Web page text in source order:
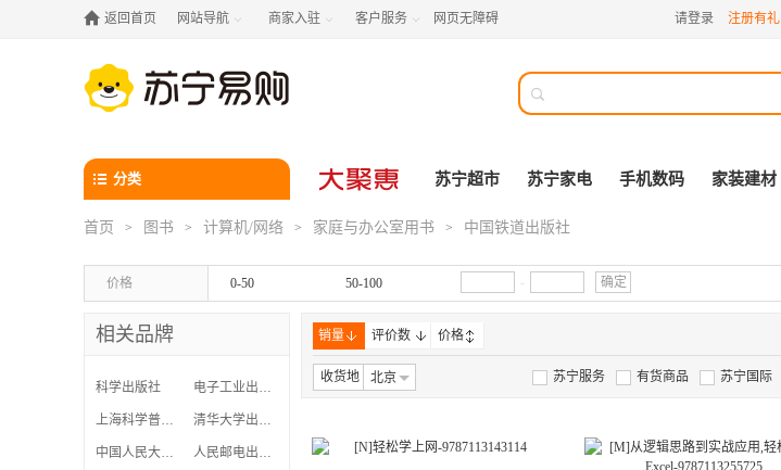
 返回首页 网站导航  商家入驻  客户服务  网页无障碍 请登录 注册有礼

分类 苏宁超市 苏宁家电 手机数码 家装建材
首页 > 图书 > 计算机/网络 > 家庭与办公室用书 > 中国铁道出版社
价格 0-50 50-100 - 确定
销量 评价数 价格
收货地 北京 苏宁服务 有货商品 苏宁国际
相关品牌
科学出版社 电子工业出版社
上海科学普及出版社 清华大学出版社
中国人民大学出版社 人民邮电出版社